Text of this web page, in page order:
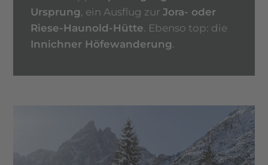
Ursprung, ein Ausflug zur Jora- oder
Riese-Haunold-Hütte. Ebenso top: die
Innichner Höfewanderung.